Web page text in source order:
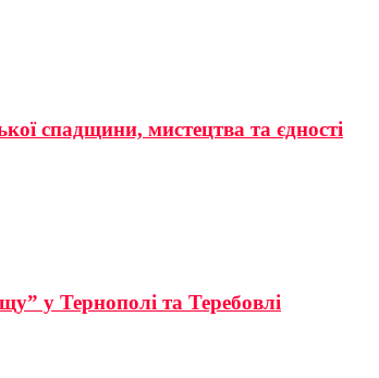
спадщини, мистецтва та єдності
у Тернополі та Теребовлі